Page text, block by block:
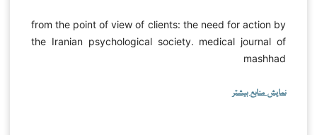
from the point of view of clients: the need for action by
the Iranian psychological society. medical journal of
mashhad
نمایش منابع بیشتر